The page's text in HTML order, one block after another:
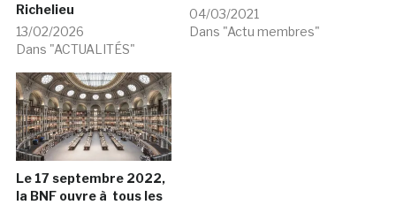
Richelieu
13/02/2026
Dans "ACTUALITÉS"
04/03/2021
Dans "Actu membres"
Le 17 septembre 2022,
la BNF ouvre à tous les